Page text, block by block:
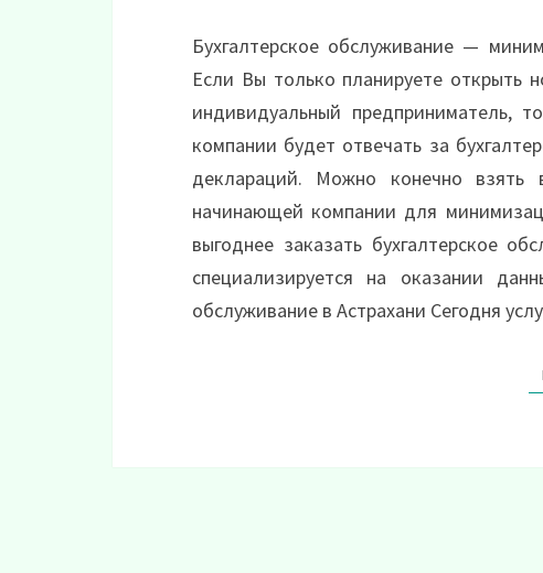
Бухгалтерское обслуживание —
Если Вы только планируете открыть
индивидуальный предприниматель,
компании будет отвечать за
деклараций. Можно конечно
начинающей компании для
выгоднее заказать бухгалтерское
специализируется на оказании
обслуживание в Астрахани Сегодня